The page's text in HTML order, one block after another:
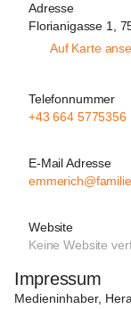
Adresse
Florianigasse 1,
Auf Karte
Telefonnummer
+43 664 5775356
E-Mail Adresse
Website
Keine Website
Impressum
Medieninhaber,